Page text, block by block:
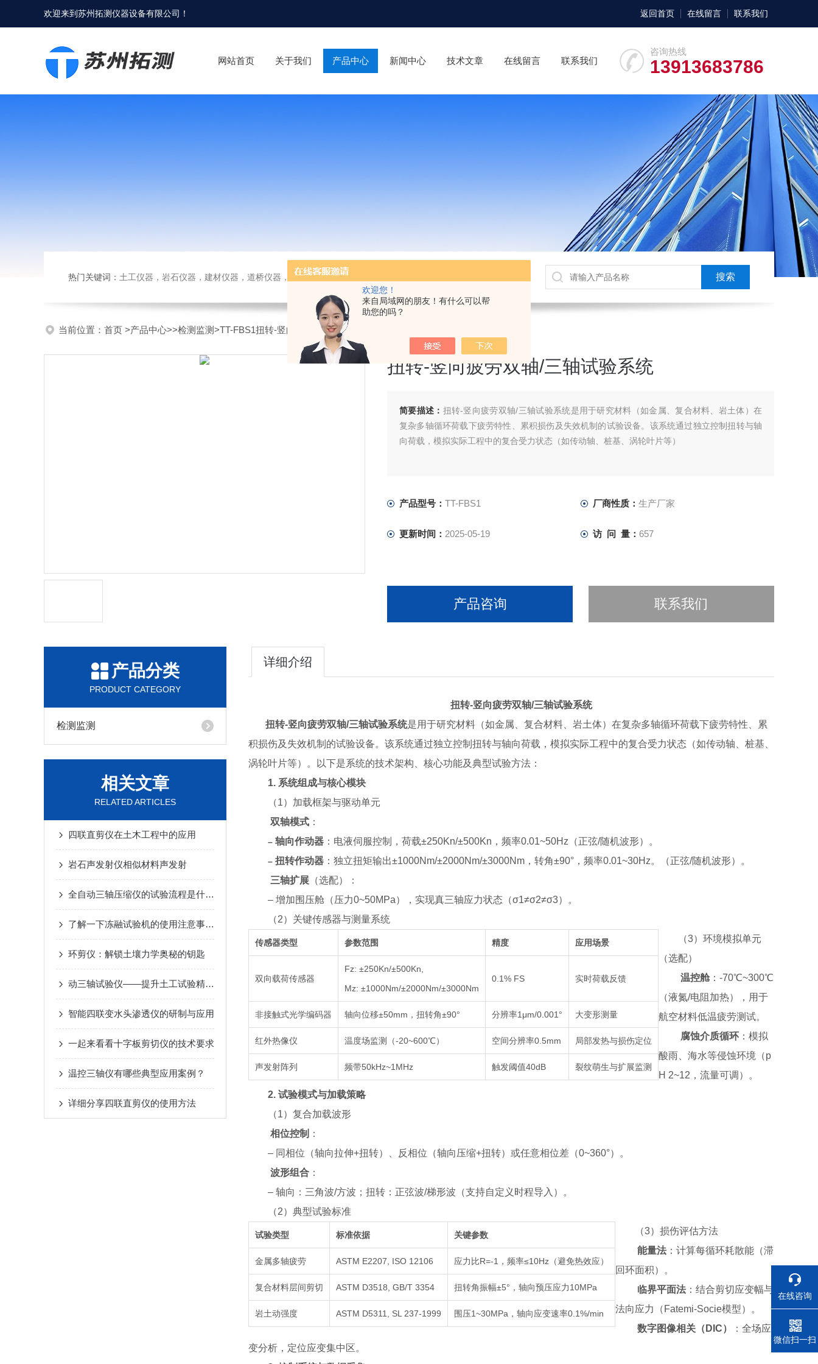
欢迎您！
来自局域网的朋友！有什么可以帮
助您的吗？
欢迎来到苏州拓测仪器设备有限公司 ！ 返回首页 在线留言 联系我们
咨询热线
13913683786
网站首页 关于我们 产品中心 新闻中心 技术文章 在线留言 联系我们
热门关键词： 土工仪器，岩石仪器，建材仪器，道桥仪器，检测仪器，检测仪器，物探仪器，勘察仪器，试验机试验箱，整体方案
当前位置： 首页 >产品中心>>检测监测>TT-FBS1扭转-竖向疲劳双轴/三轴试验系统
扭转-竖向疲劳双轴/三轴试验系统
简要描述： 扭转-竖向疲劳双轴/三轴试验系统是用于研究材料（如金属、复合材料、岩土体）在
复杂多轴循环荷载下疲劳特性、累积损伤及失效机制的试验设备。该系统通过独立控制扭转与轴
向荷载，模拟实际工程中的复合受力状态（如传动轴、桩基、涡轮叶片等）
产品型号： TT-FBS1 厂商性质： 生产厂家
更新时间： 2025-05-19 访 问 量： 657
产品咨询 联系我们
产品分类
PRODUCT CATEGORY
检测监测
相关文章
RELATED ARTICLES
四联直剪仪在土木工程中的应用
岩石声发射仪相似材料声发射
全自动三轴压缩仪的试验流程是什么？
了解一下冻融试验机的使用注意事项吧
环剪仪：解锁土壤力学奥秘的钥匙
动三轴试验仪——提升土工试验精准度与效率的理想选择
智能四联变水头渗透仪的研制与应用
一起来看看十字板剪切仪的技术要求
温控三轴仪有哪些典型应用案例？
详细分享四联直剪仪的使用方法
详细介绍
扭转-竖向疲劳双轴/三轴试验系统
扭转-竖向疲劳双轴/三轴试验系统是用于研究材料（如金属、复合材料、岩土体）在复杂多轴循环荷载下疲劳特性、累
积损伤及失效机制的试验设备。该系统通过独立控制扭转与轴向荷载，模拟实际工程中的复合受力状态（如传动轴、桩基、
涡轮叶片等）。以下是系统的技术架构、核心功能及典型试验方法：
1. 系统组成与核心模块
（1） 加载框架与驱动单元
双轴模式 ：
– 轴向作动器 ：电液伺服控制，荷载±250Kn/±500Kn，频率0.01~50Hz（正弦/随机波形）。
– 扭转作动器 ：独立扭矩输出±1000Nm/±2000Nm/±3000Nm，转角±90°，频率0.01~30Hz。（正弦/随机波形）。
三轴扩展 （选配）：
– 增加围压舱（压力0~50MPa），实现真三轴应力状态（σ1≠σ2≠σ3）。
（2） 关键传感器与测量系统
传感器类型 参数范围 精度 应用场景
双向载荷传感器
Fz: ±250Kn/±500Kn,
Mz: ±1000Nm/±2000Nm/±3000Nm
0.1% FS 实时荷载反馈
非接触式光学编码器 轴向位移±50mm，扭转角±90° 分辨率1μm/0.001° 大变形测量
红外热像仪 温度场监测（-20~600℃） 空间分辨率0.5mm 局部发热与损伤定位
声发射阵列 频带50kHz~1MHz 触发阈值40dB 裂纹萌生与扩展监测
（3） 环境模拟单元
（选配）
温控舱：-70℃~300℃
（液氮/电阻加热），用于
航空材料低温疲劳测试。
腐蚀介质循环 ：模拟
酸雨、海水等侵蚀环境（p
H 2~12，流量可调）。
2. 试验模式与加载策略
（1） 复合加载波形
相位控制 ：
– 同相位（轴向拉伸+扭转）、反相位（轴向压缩+扭转）或任意相位差（0~360°）。
波形组合 ：
– 轴向：三角波/方波；扭转：正弦波/梯形波（支持自定义时程导入）。
（2） 典型试验标准
试验类型 标准依据 关键参数
金属多轴疲劳 ASTM E2207, ISO 12106 应力比R=-1，频率≤10Hz（避免热效应）
复合材料层间剪切 ASTM D3518, GB/T 3354 扭转角振幅±5°，轴向预压应力10MPa
岩土动强度 ASTM D5311, SL 237-1999 围压1~30MPa，轴向应变速率0.1%/min
（3） 损伤评估方法
能量法 ：计算每循环耗散能（滞
回环面积）。
临界平面法 ：结合剪切应变幅与
法向应力（Fatemi-Socie模型）。
数字图像相关（ DIC）
：全场应
变分析，定位应变集中区。
在线咨询
电话
微信扫一扫